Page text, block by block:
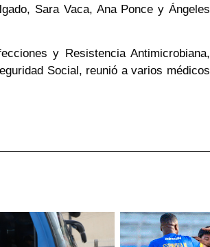
Sara Vaca, Ana Ponce y Ángeles
y Resistencia Antimicrobiana,
Social, reunió a varios médicos